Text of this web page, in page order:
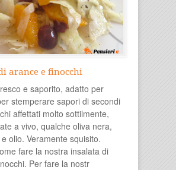
arance e finocchi
e saporito, adatto per
stemperare sapori di secondi
affettati molto sottilmente,
a vivo, qualche oliva nera,
olio. Veramente squisito.
fare la nostra insalata di
Per fare la nostr